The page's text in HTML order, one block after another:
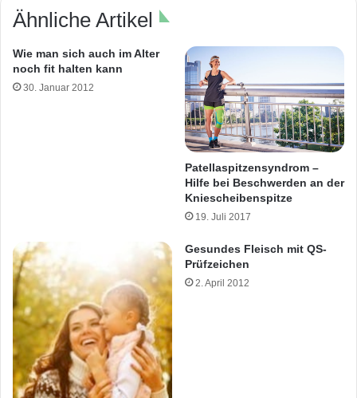
Ähnliche Artikel
Wie man sich auch im Alter
noch fit halten kann
30. Januar 2012
Patellaspitzensyndrom –
Hilfe bei Beschwerden an der
Kniescheibenspitze
19. Juli 2017
Gesundes Fleisch mit QS-
Prüfzeichen
2. April 2012